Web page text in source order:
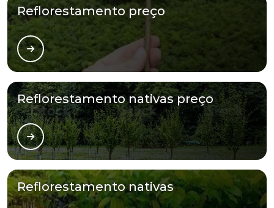
Reflorestamento preço
Reflorestamento nativas preço
Reflorestamento nativas